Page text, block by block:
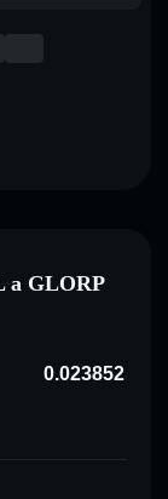
a GLORP